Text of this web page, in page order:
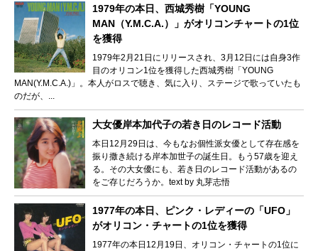
1979年の本日、西城秀樹「YOUNG
MAN（Y.M.C.A.）」がオリコンチャートの1位
を獲得
1979年2月21日にリリースされ、3月12日には自身3作
目のオリコン1位を獲得した西城秀樹「YOUNG
MAN(Y.M.C.A.)」。本人がロスで聴き、気に入り、ステージで歌っていたも
のだが、...
大女優岸本加代子の若き日のレコード活動
本日12月29日は、今もなお個性派女優として存在感を
振り撒き続ける岸本加世子の誕生日。もう57歳を迎え
る。その大女優にも、若き日のレコード活動があるの
をご存じだろうか。text by 丸芽志悟
1977年の本日、ピンク・レディーの「UFO」
がオリコン・チャートの1位を獲得
1977年の本日12月19日、オリコン・チャートの1位に